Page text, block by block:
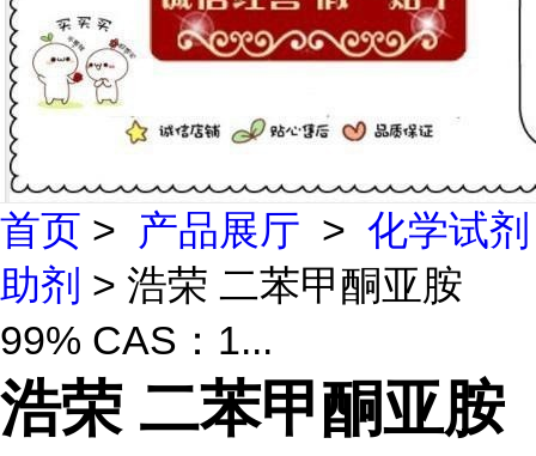
首页 > 产品展厅 > 化学试剂
助剂 > 浩荣 二苯甲酮亚胺
99% CAS：1...
浩荣 二苯甲酮亚胺